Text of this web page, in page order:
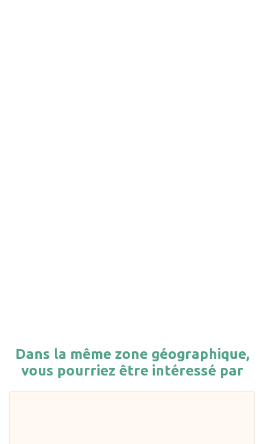
Dans la même zone géographique,
vous pourriez être intéressé par